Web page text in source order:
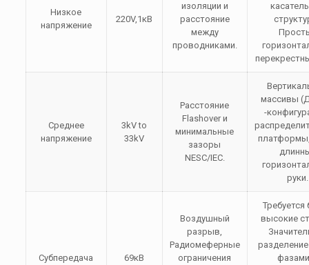
Низкое
напряжение
220V,1кВ
изоляции и
расстояние
между
проводниками.
Среднее
напряжение
3kV to
33kV
Расстояние
Flashover и
минимальные
зазоры
NESC/IEC.
массивы
-
руки.
Субпередача 69кВ
Воздушный
разрыв,
Радиомеферные
ограничения
Требуется
высокие